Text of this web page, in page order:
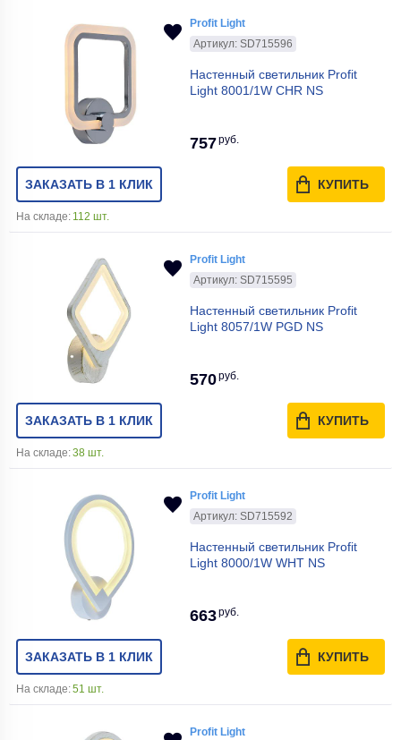
Profit Light
Артикул: SD715596
Настенный светильник Profit
Light 8001/1W CHR NS
757руб.
ЗАКАЗАТЬ В 1 КЛИК КУПИТЬ
На складе: 112 шт.
Profit Light
Артикул: SD715595
Настенный светильник Profit
Light 8057/1W PGD NS
570руб.
ЗАКАЗАТЬ В 1 КЛИК КУПИТЬ
На складе:38 шт.
Profit Light
Артикул: SD715592
Настенный светильник Profit
Light 8000/1W WHT NS
663руб.
ЗАКАЗАТЬ В 1 КЛИК КУПИТЬ
На складе:51 шт.
Profit Light